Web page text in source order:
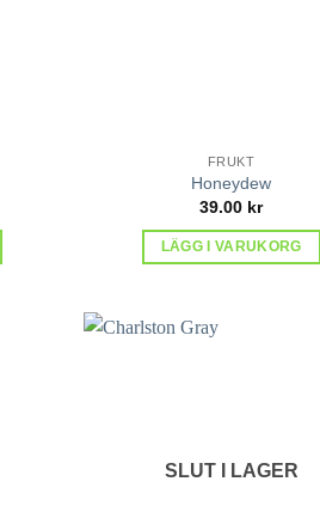
FRUKT
Honeydew
39.00 kr
LÄGG I VARUKORG
SLUT I LAGER